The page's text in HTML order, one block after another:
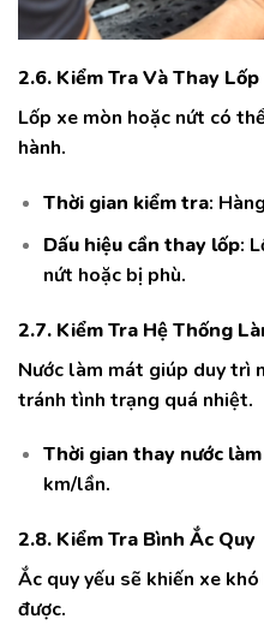
2.6. Kiểm Tra Và Thay Lốp
Lốp xe mòn hoặc nứt có
hành.
Thời gian kiểm tra:
Dấu hiệu cần thay lốp:
nứt hoặc bị phù.
2.7. Kiểm Tra Hệ Thống
Nước làm mát giúp duy trì
tránh tình trạng quá nhiệt.
Thời gian thay nước
km/lần.
2.8. Kiểm Tra Bình Ắc Quy
Ắc quy yếu sẽ khiến xe
được.